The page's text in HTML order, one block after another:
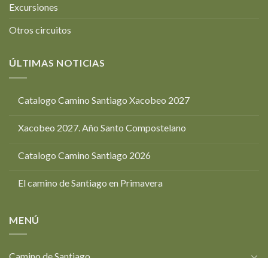
Excursiones
Otros circuitos
ÚLTIMAS NOTICIAS
Catalogo Camino Santiago Xacobeo 2027
Xacobeo 2027. Año Santo Compostelano
Catalogo Camino Santiago 2026
El camino de Santiago en Primavera
MENÚ